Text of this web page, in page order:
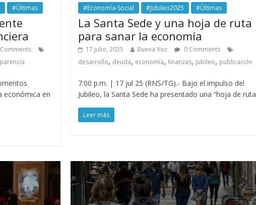
#Últimas
económica en
#Economía-Social #Jubileo2025 #Últimas
La Santa Sede y una hoja de ruta
para sanar la economía
17 julio, 2025 Buena Voz
0 Comments
desarrollo, deuda, economía,finanzas, Jubileo, publicación
7:00 p.m. | 17 jul 25 (RNS/TG).- Bajo el impulso del
Jubileo, la Santa Sede ha presentado una “hoja de ruta
Leer más